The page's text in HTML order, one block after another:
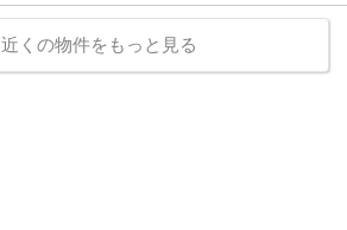
近くの物件をもっと見る